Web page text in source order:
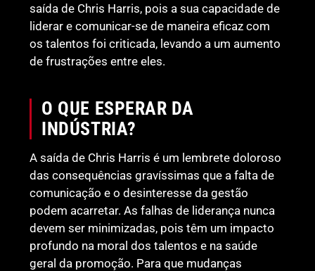
saída de Chris Harris, pois a sua capacidade de
liderar e comunicar-se de maneira eficaz com
os talentos foi criticada, levando a um aumento
de frustrações entre eles.
O QUE ESPERAR DA
INDÚSTRIA?
A saída de Chris Harris é um lembrete doloroso
das consequências gravíssimas que a falta de
comunicação e o desinteresse da gestão
podem acarretar. As falhas de liderança nunca
devem ser minimizadas, pois têm um impacto
profundo na moral dos talentos e na saúde
geral da promoção. Para que mudanças